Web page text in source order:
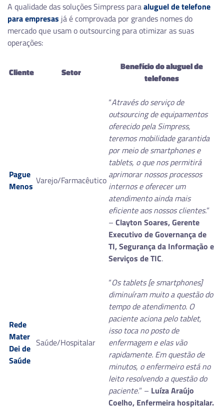
A qualidade das soluções Simpress paraaluguel de telefone
para empresas já é comprovada por grandes nomes do
mercado que usam o outsourcing para otimizar as suas
operações:
Cliente Setor
Benefício do aluguel de
telefones
Pague
Menos Varejo/Farmacêutico
“Através do serviço de
outsourcing de equipamentos
oferecido pela Simpress,
teremos mobilidade garantida
por meio de smartphones e
tablets, o que nos permitirá
aprimorar nossos processos
internos e oferecer um
atendimento ainda mais
eficiente aos nossos clientes.”
– Clayton Soares, Gerente
Executivo de Governança de
TI, Segurança da Informação e
Serviços de TIC.
Rede
Mater
Dei de
Saúde
Saúde/Hospitalar
“Os tablets [e smartphones]
diminuíram muito a questão do
tempo de atendimento. O
paciente aciona pelo tablet,
isso toca no posto de
enfermagem e elas vão
rapidamente. Em questão de
minutos, o enfermeiro está no
leito resolvendo a questão do
paciente.” – Luíza Araújo
Coelho, Enfermeira hospitalar.